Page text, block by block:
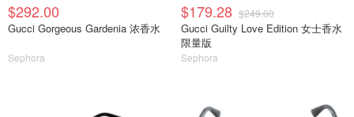
$292.00
Gucci Gorgeous Gardenia 浓香水
Sephora
$179.28 $249.00
Gucci Guilty Love Edition 女士香水
限量版
Sephora